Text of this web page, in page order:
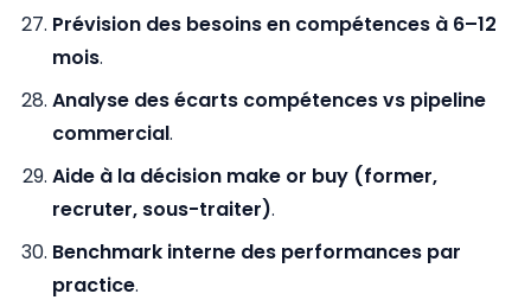
Prévision des besoins en compétences à 6–12
mois.
Analyse des écarts compétences vs pipeline
commercial.
Aide à la décision make or buy (former,
recruter, sous-traiter).
Benchmark interne des performances par
practice.